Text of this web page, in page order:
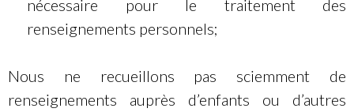
nécessaire pour le traitement des
renseignements personnels;
Nous ne recueillons pas sciemment de
renseignements auprès d’enfants ou d’autres